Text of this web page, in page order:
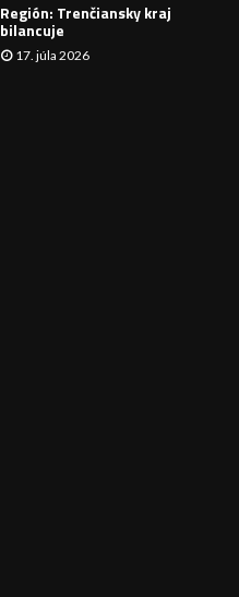
Región: Trenčiansky kraj
bilancuje
17. júla 2026